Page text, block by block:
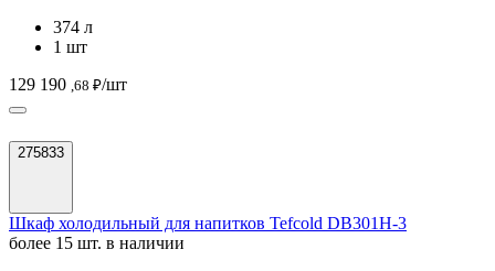
374 л
1 шт
129 190 ,68 ₽/шт
275833
Шкаф холодильный для напитков Tefcold DB301H-3
более 15 шт. в наличии